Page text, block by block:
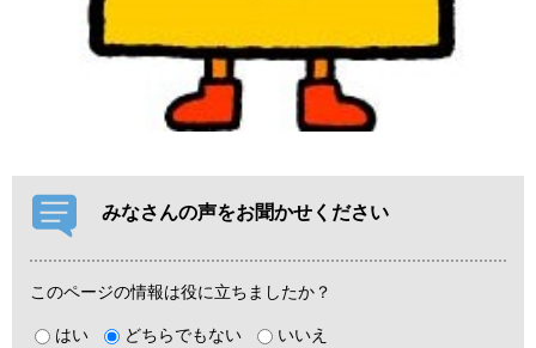
みなさんの声をお聞かせください
このページの情報は役に立ちましたか？
はい どちらでもない いいえ